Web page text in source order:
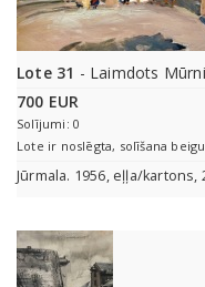
Lote 31 - Laimdots
700 EUR
Solījumi: 0
Lote ir noslēgta, solīšana
Jūrmala. 1956, eļļa/kartons,